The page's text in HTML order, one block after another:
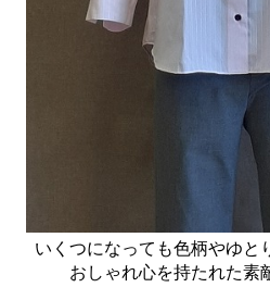
いくつになっても色柄やゆと
おしゃれ心を持たれた素